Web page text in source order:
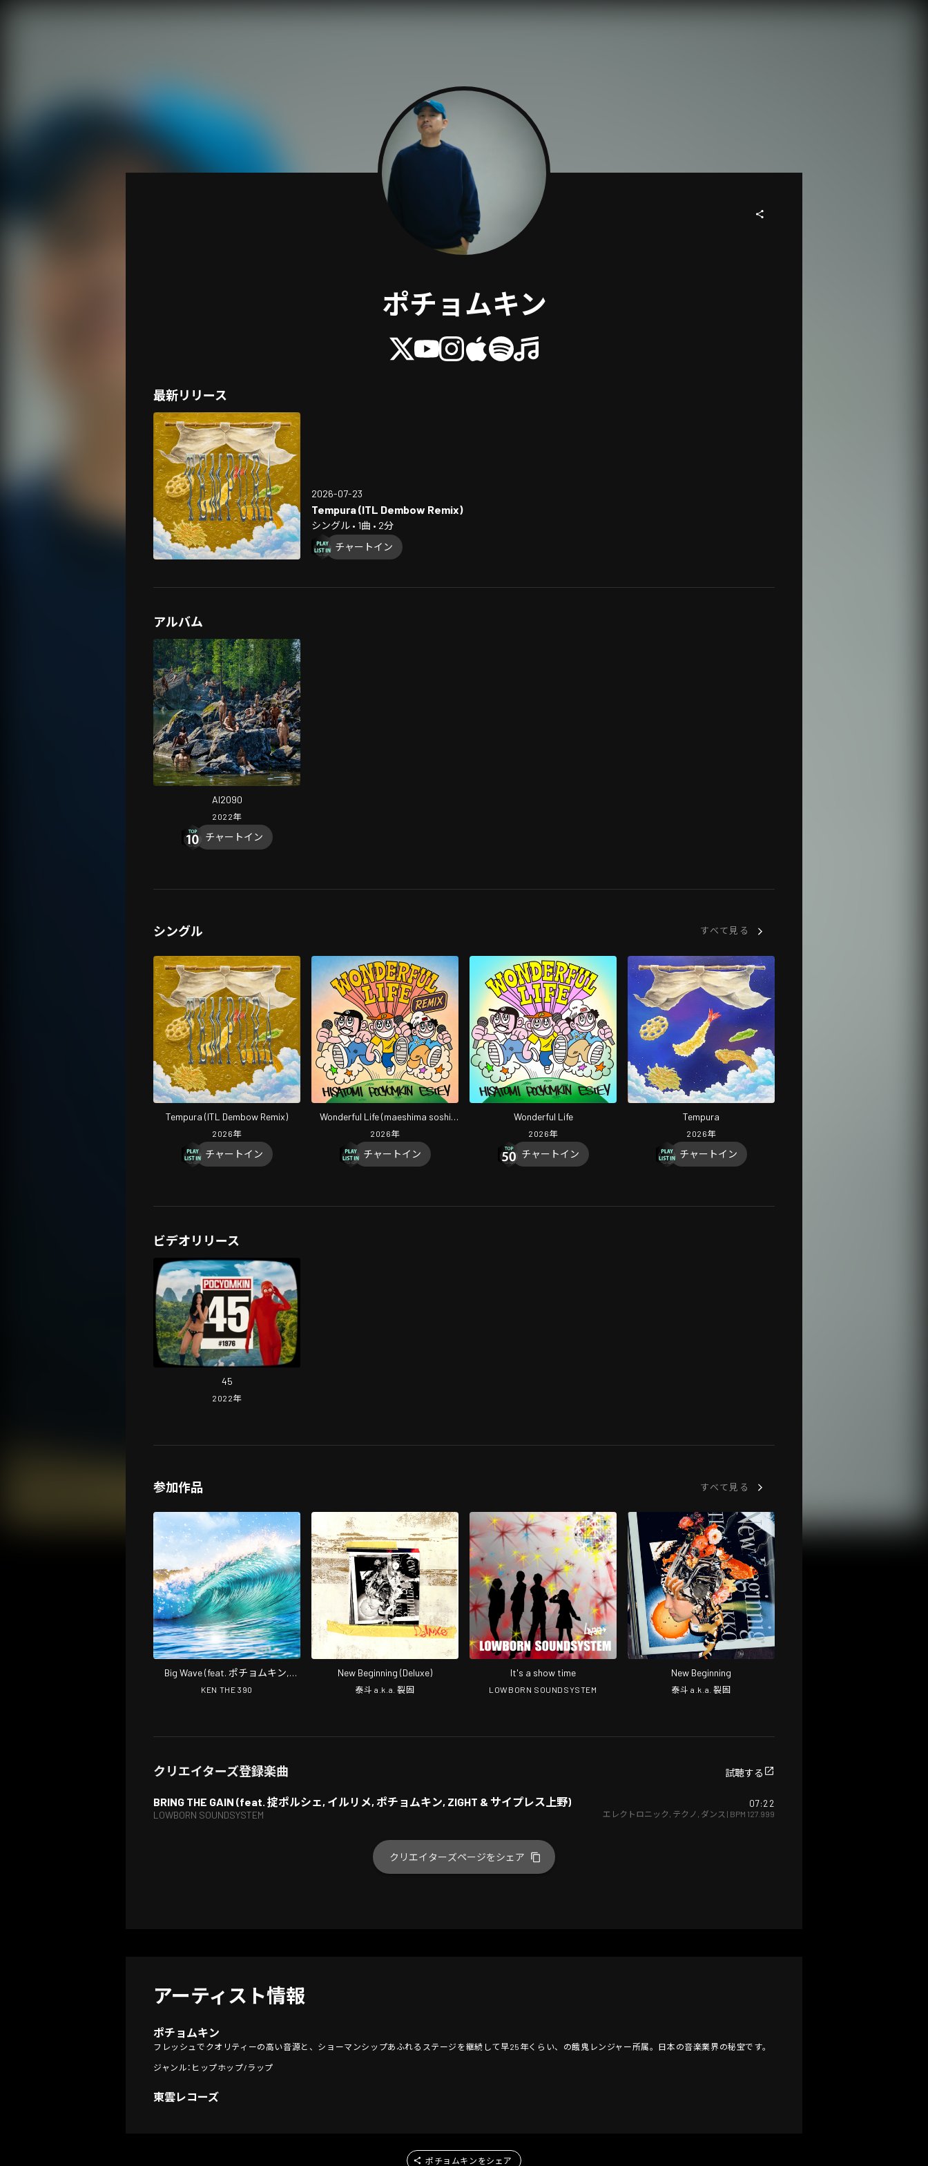
ポチョムキン
最新リリース
2026-07-23
Tempura (ITL Dembow Remix)
シングル • 1曲 • 2分
チャートイン
アルバム
AI2090
2022年
チャートイン
シングル すべて見る
Tempura (ITL Dembow Remix)
2026年
チャートイン
Wonderful Life (maeshima soshi
Remix)
2026年
チャートイン
Wonderful Life
2026年
チャートイン
Tempura
2026年
チャートイン
ビデオリリース
45
2022年
参加作品 すべて見る
Big Wave (feat. ポチョムキン,
KOPERU & Mii)
KEN THE 390
New Beginning (Deluxe)
泰斗 a.k.a. 裂固
It's a show time
LOWBORN SOUNDSYSTEM
New Beginning
泰斗 a.k.a. 裂固
クリエイターズ登録楽曲 試聴する
BRING THE GAIN (feat. 掟ポルシェ, イルリメ, ポチョムキン, ZIGHT & サイプレス上野)
LOWBORN SOUNDSYSTEM
07:22
エレクトロニック テクノ ダンス | BPM 127.999
クリエイターズページをシェア
アーティスト情報
ポチョムキン
フレッシュでクオリティーの高い音源と、ショーマンシップあふれるステージを継続して早25年くらい、の餓鬼レンジャー所属。日本の音楽業界の秘宝です。
ジャンル：ヒップホップ/ラップ
東雲レコーズ
ポチョムキンをシェア